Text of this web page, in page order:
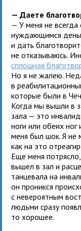
— Даете
— У меня не
нуждающимся
и дать
не отказываюсь.
сплошная
Но я не жалею.
в
которые были в
Когда мы вышли в
зала — это
ноги или обеих
меня был шок. Я не
как на это
Еще меня
вышел в зал и
танцевала на
он проникся
с невероятным
людьми сразу
то хорошее.